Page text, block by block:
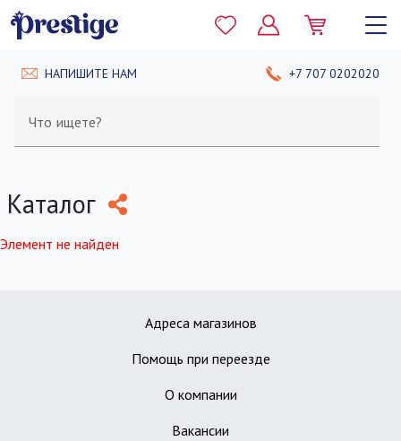
НАПИШИТЕ НАМ +7 707 0202020
Что ищете?
Каталог
Элемент не найден
Адреса магазинов
Помощь при переезде
О компании
Вакансии